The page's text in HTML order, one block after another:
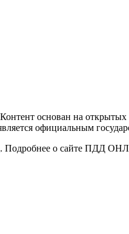
основан на
официальным
. Подробнее о сайте ПДД